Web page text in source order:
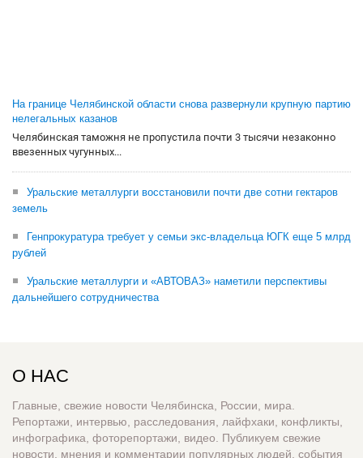
На границе Челябинской области снова развернули крупную партию
нелегальных казанов
Челябинская таможня не пропустила почти 3 тысячи незаконно
ввезенных чугунных...
Уральские металлурги восстановили почти две сотни гектаров
земель
Генпрокуратура требует у семьи экс-владельца ЮГК еще 5 млрд
рублей
Уральские металлурги и «АВТОВАЗ» наметили перспективы
дальнейшего сотрудничества
О НАС
Главные, свежие новости Челябинска, России, мира.
Репортажи, интервью, расследования, лайфхаки, конфликты,
инфографика, фоторепортажи, видео. Публикуем свежие
новости, мнения и комментарии популярных людей, события